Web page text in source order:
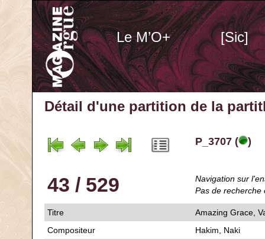
Le M’O+ [Sic]
Détail d'une partition de la
P_3707 ( )
43 / 529
Navigation sur
Pas de recherche
Titre
Amazing Grace,
Compositeur
Hakim, Naki